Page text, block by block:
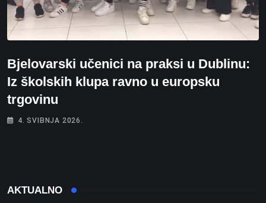
Bjelovarski učenici na praksi u Dublinu:
Iz školskih klupa ravno u europsku
trgovinu
4. SVIBNJA 2026.
AKTUALNO